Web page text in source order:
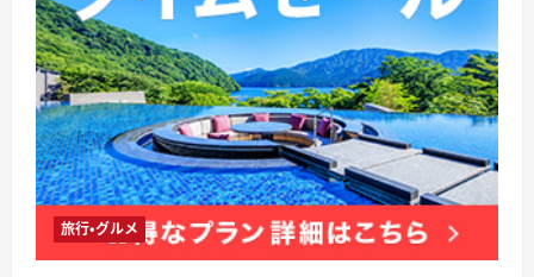
に
読
む
口
ミ、
悪
い
口
コ
ミ、
メ
リ
ッ
ト
と
デ
メ
リ
旅行・グルメ